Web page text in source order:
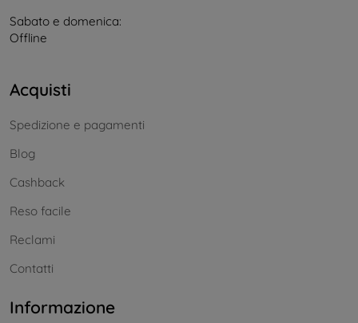
Sabato e domenica:
Offline
Acquisti
Spedizione e pagamenti
Blog
Cashback
Reso facile
Reclami
Contatti
Informazione